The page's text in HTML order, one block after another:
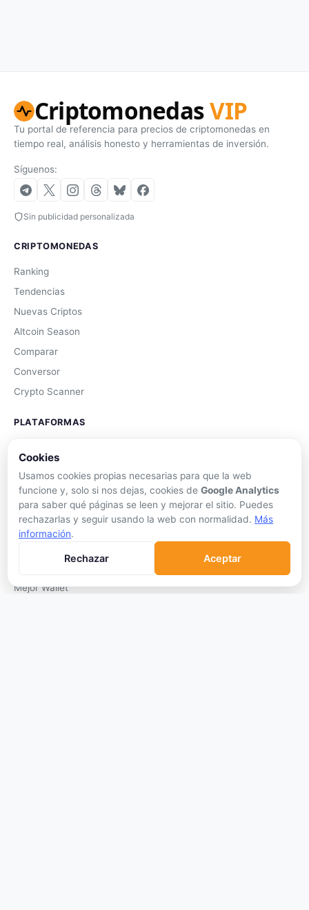
CriptomonedasVIP
Tu portal de referencia para precios de criptomonedas en
tiempo real, análisis honesto y herramientas de inversión.
Síguenos:
Sin publicidad personalizada
CRIPTOMONEDAS
Ranking
Tendencias
Nuevas Criptos
Altcoin Season
Comparar
Conversor
Crypto Scanner
PLATAFORMAS
Exchanges DEX
Comparar Comisiones
Blockchains
Mejor Wallet
Cookies
Usamos cookies propias necesarias para que la web
funcione y, solo si nos dejas, cookies de Google Analytics
para saber qué páginas se leen y mejorar el sitio. Puedes
rechazarlas y seguir usando la web con normalidad. Más
información.
Rechazar Aceptar